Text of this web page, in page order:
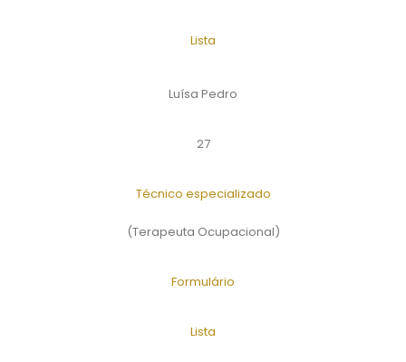
Lista
Luísa Pedro
27
Técnico especializado
(Terapeuta Ocupacional)
Formulário
Lista